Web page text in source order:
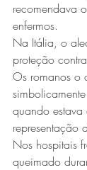
recomendava
enfermos.
Na Itália, o
proteção
Os romanos o
quando
representação
Nos hospitais
queimado